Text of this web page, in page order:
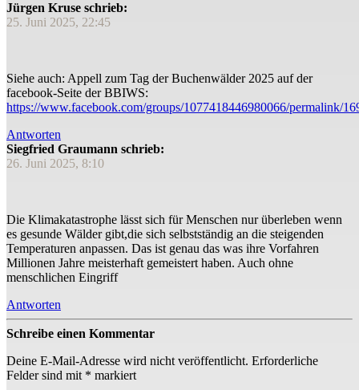
Jürgen Kruse schrieb:
25. Juni 2025, 22:45
Siehe auch: Appell zum Tag der Buchenwälder 2025 auf der
facebook-Seite der BBIWS:
https://www.facebook.com/groups/1077418446980066/permalink/
Antworten
Siegfried Graumann schrieb:
26. Juni 2025, 8:10
Die Klimakatastrophe lässt sich für Menschen nur überleben wenn
es gesunde Wälder gibt,die sich selbstständig an die steigenden
Temperaturen anpassen. Das ist genau das was ihre Vorfahren
Millionen Jahre meisterhaft gemeistert haben. Auch ohne
menschlichen Eingriff
Antworten
Schreibe einen Kommentar
Deine E-Mail-Adresse wird nicht veröffentlicht. Erforderliche
Felder sind mit * markiert